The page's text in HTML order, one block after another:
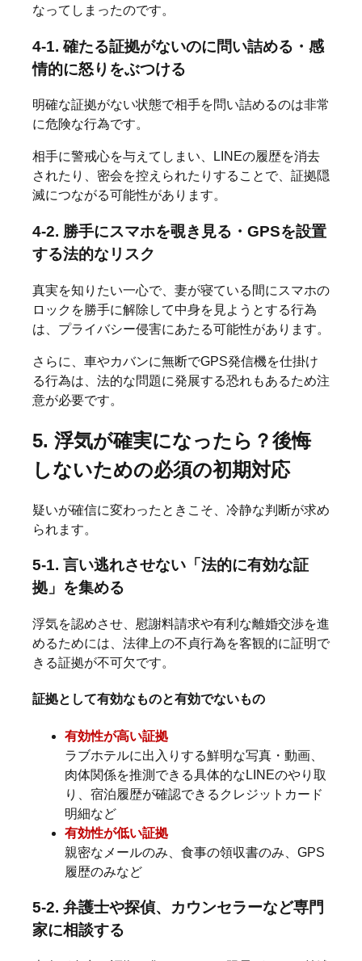
なってしまったのです。
4-1. 確たる証拠がないのに問い詰める・感
情的に怒りをぶつける
明確な証拠がない状態で相手を問い詰めるのは非常
に危険な行為です。
相手に警戒心を与えてしまい、LINEの履歴を消去
されたり、密会を控えられたりすることで、証拠隠
滅につながる可能性があります。
4-2. 勝手にスマホを覗き見る・GPSを設置
する法的なリスク
真実を知りたい一心で、妻が寝ている間にスマホの
ロックを勝手に解除して中身を見ようとする行為
は、プライバシー侵害にあたる可能性があります。
さらに、車やカバンに無断でGPS発信機を仕掛け
る行為は、法的な問題に発展する恐れもあるため注
意が必要です。
5. 浮気が確実になったら？後悔
しないための必須の初期対応
疑いが確信に変わったときこそ、冷静な判断が求め
られます。
5-1. 言い逃れさせない「法的に有効な証
拠」を集める
浮気を認めさせ、慰謝料請求や有利な離婚交渉を進
めるためには、法律上の不貞行為を客観的に証明で
きる証拠が不可欠です。
証拠として有効なものと有効でないもの
有効性が高い証拠
ラブホテルに出入りする鮮明な写真・動画、
肉体関係を推測できる具体的なLINEのやり取
り、宿泊履歴が確認できるクレジットカード
明細など
有効性が低い証拠
親密なメールのみ、食事の領収書のみ、GPS
履歴のみなど
5-2. 弁護士や探偵、カウンセラーなど専門
家に相談する